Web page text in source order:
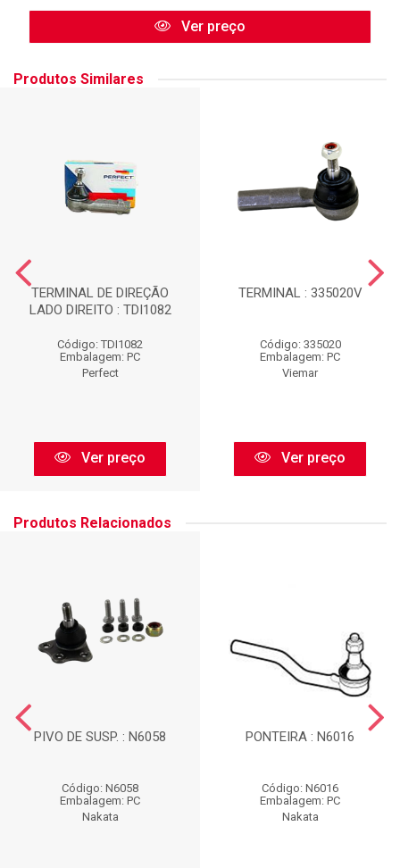
Ver preço
Produtos Similares
TERMINAL DE DIREÇÃO
LADO DIREITO : TDI1082
Código: TDI1082
Embalagem: PC
Perfect
Ver preço
TERMINAL : 335020V
Código: 335020
Embalagem: PC
Viemar
Ver preço
Produtos Relacionados
PIVO DE SUSP. : N6058
Código: N6058
Embalagem: PC
Nakata
PONTEIRA : N6016
Código: N6016
Embalagem: PC
Nakata